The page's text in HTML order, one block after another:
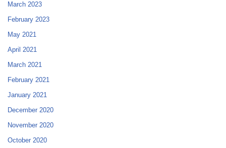
March 2023
February 2023
May 2021
April 2021
March 2021
February 2021
January 2021
December 2020
November 2020
October 2020